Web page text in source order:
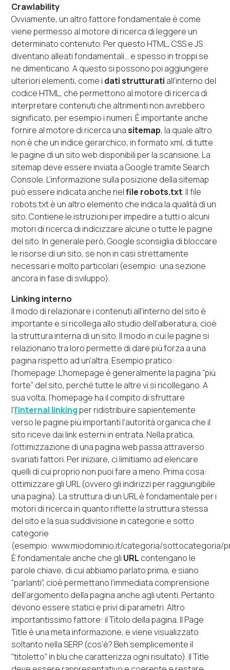
Crawlability
Ovviamente, un altro fattore fondamentale è come
viene permesso al motore di ricerca di leggere un
determinato contenuto. Per questo HTML, CSS e JS
diventano alleati fondamentali… e spesso in troppi se
ne dimenticano. A questo si possono poi aggiungere
ulteriori elementi, come i dati strutturati all’interno del
codice HTML, che permettono al motore di ricerca di
interpretare contenuti che altrimenti non avrebbero
significato, per esempio i numeri. È importante anche
fornire al motore di ricerca unasitemap, la quale altro
non è che un indice gerarchico, in formato xml, di tutte
le pagine di un sito web disponibili per la scansione. La
sitemap deve essere inviata a Google tramite Search
Console. L’informazione sulla posizione della sitemap
può essere indicata anche nelfile robots.txt. Il file
robots.txt è un altro elemento che indica la qualità di un
sito. Contiene le istruzioni per impedire a tutti o alcuni
motori di ricerca di indicizzare alcune o tutte le pagine
del sito. In generale però, Google sconsiglia di bloccare
le risorse di un sito, se non in casi strettamente
necessari e molto particolari (esempio: una sezione
ancora in fase di sviluppo).
Linking interno
Il modo di relazionare i contenuti all’interno del sito è
importante e si ricollega allo studio dell’alberatura, cioè
la struttura interna di un sito. Il modo in cui le pagine si
relazionano tra loro permette di dare più forza a una
pagina rispetto ad un’altra. Esempio pratico:
l’homepage. L’homepage è generalmente la pagina “più
forte” del sito, perché tutte le altre vi si ricollegano. A
sua volta, l’homepage ha il compito di sfruttare
l’l’internal linking per ridistribuire sapientemente
verso le pagine più importanti l’autorità organica che il
sito riceve dai link esterni in entrata. Nella pratica,
l’ottimizzazione di una pagina web passa attraverso
svariati fattori. Per iniziare, ci limitiamo ad elencare
quelli di cui proprio non puoi fare a meno. Prima cosa:
ottimizzare gli URL (ovvero gli indirizzi per raggiungibile
una pagina). La struttura di un URL è fondamentale per i
motori di ricerca in quanto riflette la struttura stessa
del sito e la sua suddivisione in categorie e sotto
categorie
(esempio: www.miodominio.it/categoria/sottocategoria/
È fondamentale anche che gli URL contengano le
parole chiave, di cui abbiamo parlato prima, e siano
“parlanti”, cioè permettano l’immediata comprensione
dell’argomento della pagina anche agli utenti. Pertanto
devono essere statici e privi di parametri. Altro
importantissimo fattore: il Titolo della pagina. Il Page
Title è una meta informazione, e viene visualizzato
soltanto nella SERP (cos’è? Beh semplicemente il
“titoletto” in blu che caratterizza ogni risultato). Il Title